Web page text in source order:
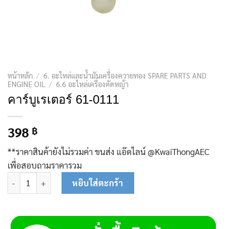
หน้าหลัก / 6. อะไหล่และน้ำมันเครื่องควายทอง SPARE PARTS AND
ENGINE OIL
/ 6.6 อะไหล่เครื่องตัดหญ้า
คาร์บูเรเตอร์ 61-0111
398 ฿
**ราคาสินค้ายังไม่รวมค่า ขนส่ง แอ๊ดไลน์ @KwaiThongAEC
เพื่อสอบถามราคารวม
จำนวน คาร์บูเรเตอร์ 61-0111 ชิ้น
หยิบใส่ตะกร้า